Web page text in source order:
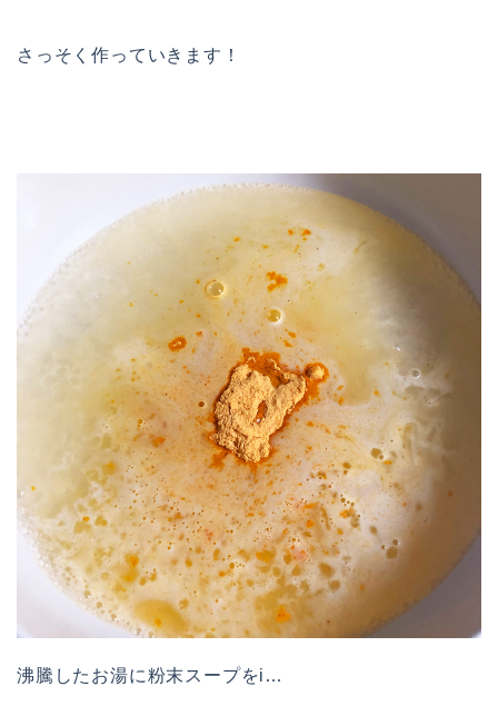
さっそく作っていきます！
沸騰したお湯に粉末スープをi…